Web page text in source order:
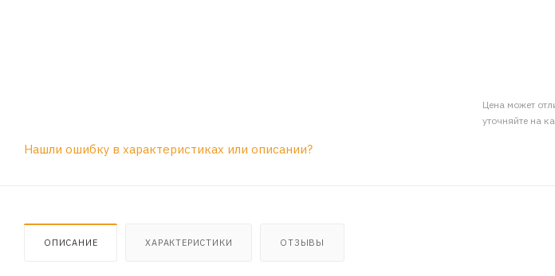
Цена может
уточняйте на
Нашли ошибку в характеристиках или описании?
ОПИСАНИЕ ХАРАКТЕРИСТИКИ ОТЗЫВЫ